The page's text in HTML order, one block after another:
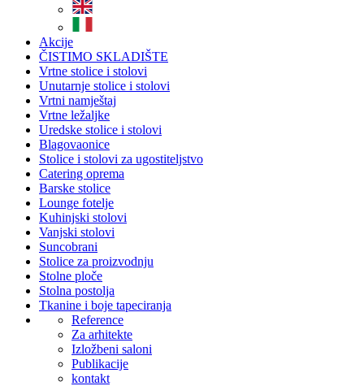
Akcije
ČISTIMO SKLADIŠTE
Vrtne stolice i stolovi
Unutarnje stolice i stolovi
Vrtni namještaj
Vrtne ležaljke
Uredske stolice i stolovi
Blagovaonice
Stolice i stolovi za ugostiteljstvo
Catering oprema
Barske stolice
Lounge fotelje
Kuhinjski stolovi
Vanjski stolovi
Suncobrani
Stolice za proizvodnju
Stolne ploče
Stolna postolja
Tkanine i boje tapeciranja
Reference
Za arhitekte
Izložbeni saloni
Publikacije
kontakt